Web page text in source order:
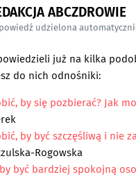
ABCZDROWIE
udzielona
już na kilka
do nich odnośniki:
by się pozbierać? Jak
by być szczęśliwą i nie
Rogowska
być bardziej spokojną